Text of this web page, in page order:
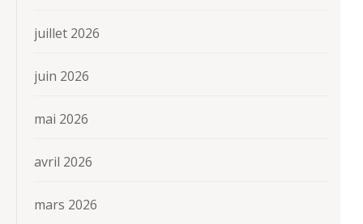
juillet 2026
juin 2026
mai 2026
avril 2026
mars 2026